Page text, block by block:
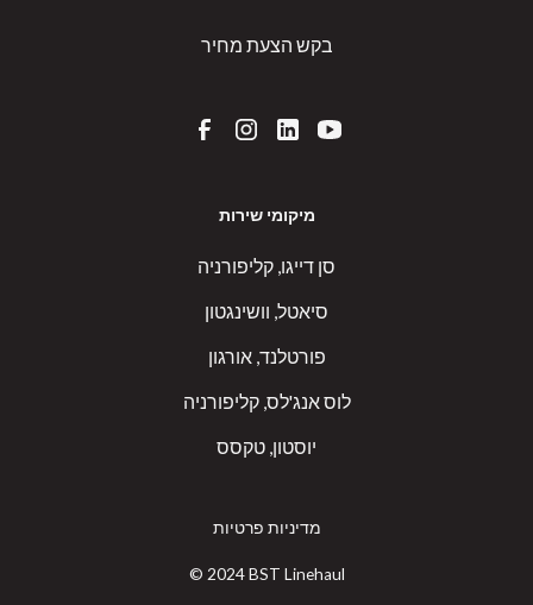
בקש הצעת מחיר
מיקומי שירות
סן דייגו, קליפורניה
סיאטל, וושינגטון
פורטלנד, אורגון
לוס אנג'לס, קליפורניה
יוסטון, טקסס
© 2024 BST Linehaul
מדיניות פרטיות